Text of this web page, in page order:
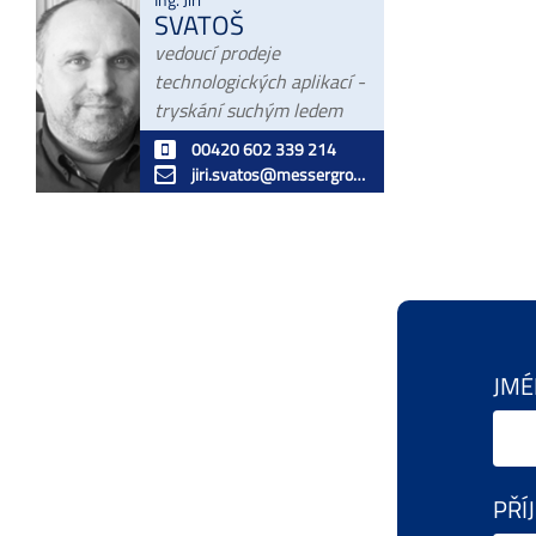
SVATOŠ
vedoucí prodeje
technologických aplikací -
tryskání suchým ledem
00420 602 339 214
jiri.svatos@messergroup.com